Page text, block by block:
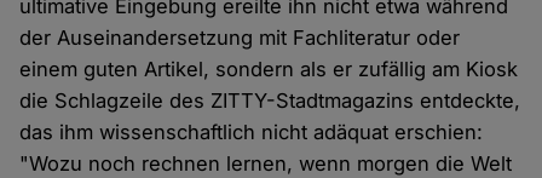
ultimative Eingebung ereilte ihn nicht etwa während
der Auseinandersetzung mit Fachliteratur oder
einem guten Artikel, sondern als er zufällig am Kiosk
die Schlagzeile des ZITTY-Stadtmagazins entdeckte,
das ihm wissenschaftlich nicht adäquat erschien:
"Wozu noch rechnen lernen, wenn morgen die Welt